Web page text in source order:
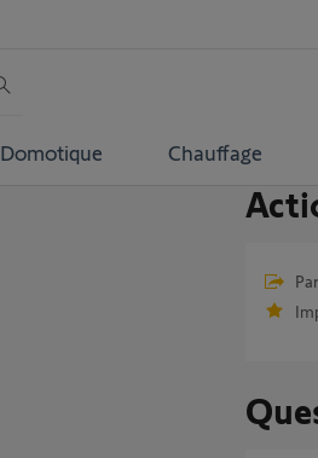
Domotique Chauffage